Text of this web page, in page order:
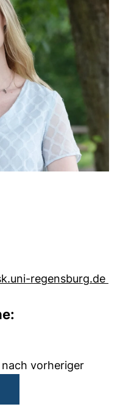
regensburg.de
vorheriger